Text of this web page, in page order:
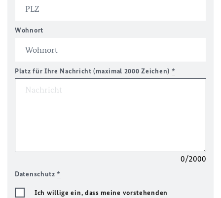
Wohnort
Platz für Ihre Nachricht (maximal 2000 Zeichen) *
0/2000
Datenschutz*
Ich willige ein, dass meine vorstehenden